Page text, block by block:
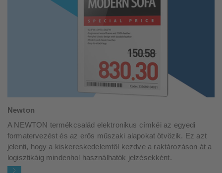
Newton
A NEWTON termékcsalád elektronikus címkéi az egyedi
formatervezést és az erős műszaki alapokat ötvözik. Ez azt
jelenti, hogy a kiskereskedelemtől kezdve a raktározáson át a
logisztikáig mindenhol használhatók jelzésekként.